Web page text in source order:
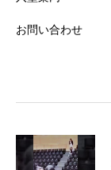
お問い合わせ